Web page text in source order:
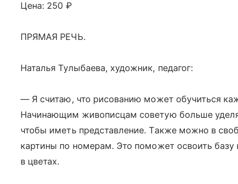
Цена: 250 ₽
ПРЯМАЯ РЕЧЬ.
Наталья Тулыбаева, художник, педагог:
— Я считаю, что рисованию может обучиться
Начинающим живописцам советую больше
чтобы иметь представление. Также можно в
картины по номерам. Это поможет освоить
в цветах.